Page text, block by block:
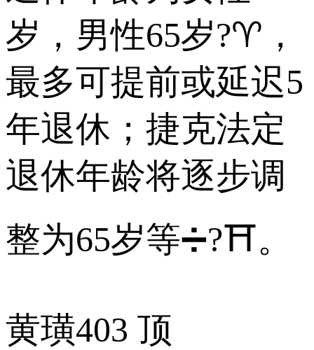
岁，男性65岁?♈，
最多可提前或延迟5
年退休；捷克法定
退休年龄将逐步调
整为65岁等➗?⛩。
黄璜403 顶